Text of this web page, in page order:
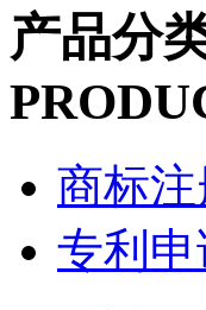
产品分
商标注
专利申